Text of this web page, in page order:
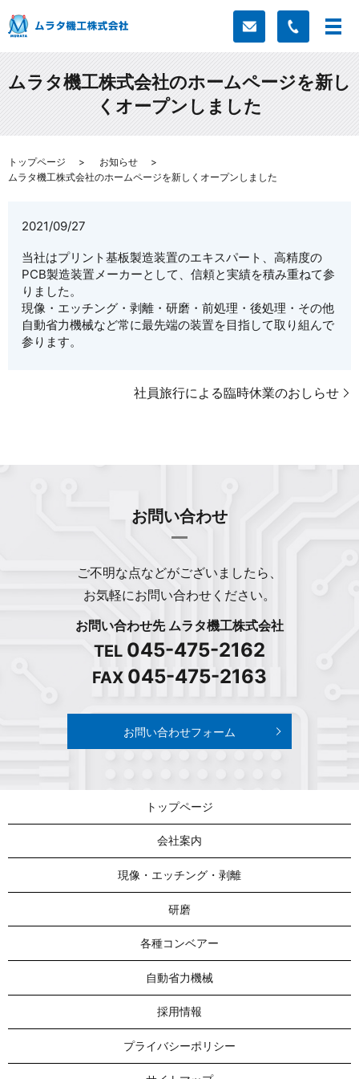
ムラタ機工株式会社のホームページを新し
くオープンしました
トップページ
お知らせ
ムラタ機工株式会社のホームページを新しくオープンしました
2021/09/27
当社はプリント基板製造装置のエキスパート、高精度の
PCB製造装置メーカーとして、信頼と実績を積み重ねて参
りました。
現像・エッチング・剥離・研磨・前処理・後処理・その他
自動省力機械など常に最先端の装置を目指して取り組んで
参ります。
社員旅行による臨時休業のおしらせ
お問い合わせ
ご不明な点などがございましたら、
お気軽にお問い合わせください。
お問い合わせ先 ムラタ機工株式会社
TEL 045-475-2162
FAX 045-475-2163
お問い合わせフォーム
トップページ
会社案内
現像・エッチング・剥離
研磨
各種コンベアー
自動省力機械
採用情報
プライバシーポリシー